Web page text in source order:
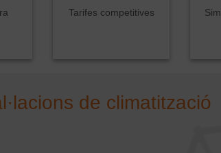
Tarifes competitives
de climatització